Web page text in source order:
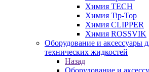
Химия TECH
Химия Tip-Top
Химия CLIPPER
Химия ROSSVIK
Оборудование и аксессуары
технических жидкостей
Назад
Оборудование и